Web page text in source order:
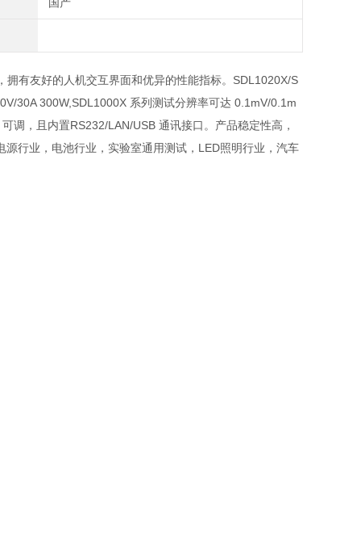
有友好的人机交互界面和优异的性能指标。SDL1020X/S
30A 300W,SDL1000X 系列测试分辨率可达 0.1mV/0.1m
调，且内置RS232/LAN/USB 通讯接口。产品稳定性高，
行业，电池行业，实验室通用测试，LED照明行业，汽车